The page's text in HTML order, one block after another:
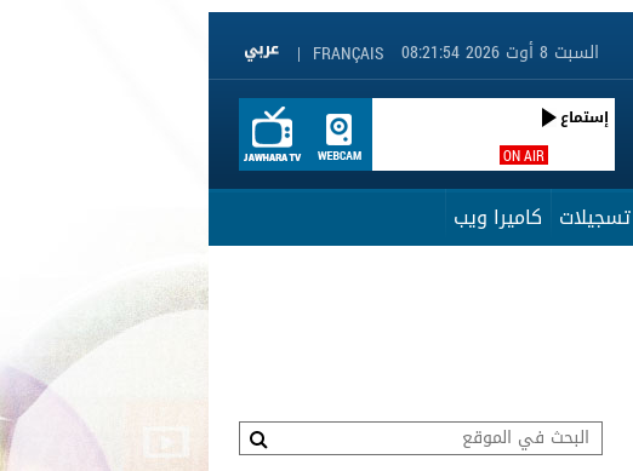
FRANÇAIS
| السبت 8 أوت 2026 08:21:54
ON AIR
إستماع
تسجيلات كاميرا ويب